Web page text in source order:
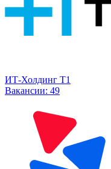
ИТ-Холдинг Т1
Вакансии: 49